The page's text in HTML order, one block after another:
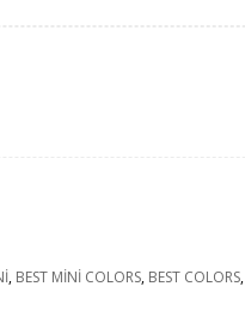
, BEST MİNİ COLORS, BEST COLORS,